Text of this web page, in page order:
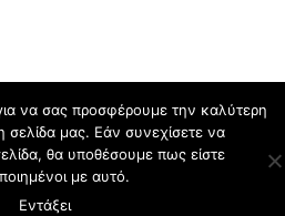
να σας προσφέρουμε την καλύτερη
σελίδα μας. Εάν συνεχίσετε να
θα υποθέσουμε πως είστε
με αυτό.
Εντάξει